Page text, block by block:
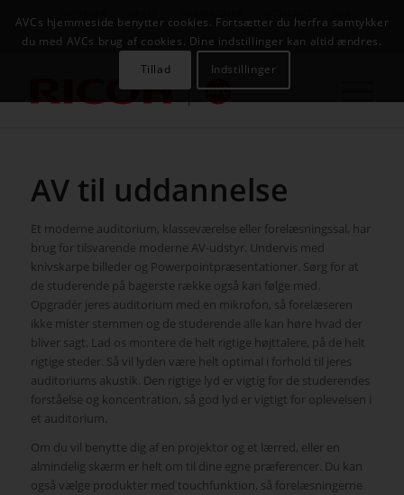
AVC INFOSYSTEM
AV til uddannelse
Et moderne auditorium, klasseværelse eller forelæsningssal, har
brug for tilsvarende moderne AV-udstyr. Undervis med
knivskarpe billeder og Powerpointpræsentationer. Sørg for at
de studerende på bagerste række også kan følge med.
Opgradér jeres auditorium med en mikrofon, så forelæseren
ikke mister stemmen og de studerende alle kan høre hvad der
bliver sagt. Lad os montere de helt rigtige højttalere, på de helt
rigtige steder. Så vil lyden være helt optimal i forhold til jeres
auditoriums akustik. Den rigtige lyd er vigtig for de studerendes
forståelse og koncentration, så god lyd er vigtigt for oplevelsen i
et auditorium.
Om du vil benytte dig af en projektor og et lærred, eller en
almindelig skærm er helt om til dine egne præferencer. Du kan
også vælge produkter med touchfunktion, så forelæsningerne
AVCs hjemmeside benytter cookies. Fortsætter du herfra samtykker
du med AVCs brug af cookies. Dine indstillinger kan altid ændres.
Tillad
Indstillinger